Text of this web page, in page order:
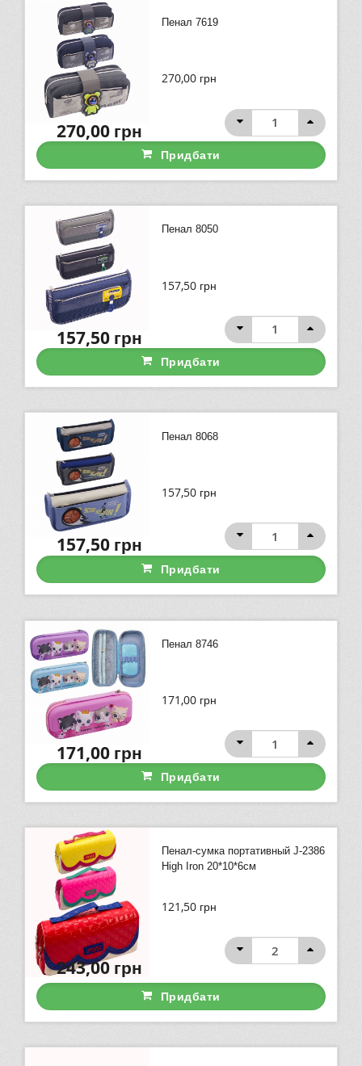
Пенал 7619
270,00 грн
270,00грн
Придбати
Пенал 8050
157,50 грн
157,50грн
Придбати
Пенал 8068
157,50 грн
157,50грн
Придбати
Пенал 8746
171,00 грн
171,00грн
Придбати
Пенал-сумка портативный J-2386
High Iron 20*10*6см
121,50 грн
243,00грн
Придбати